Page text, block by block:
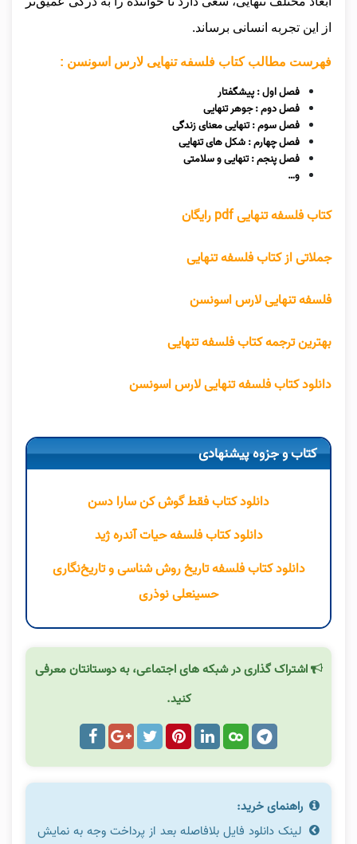
از این تجربه انسانی برساند.
فهرست مطالب کتاب فلسفه تنهایی لارس اسونسن :
فصل اول : پیشگفتار
فصل دوم : جوهر تنهایی
فصل سوم : تنهایی معنای زندگی
فصل چهارم : شکل های تنهایی
فصل پنجم : تنهایی و سلامتی
و…
کتاب فلسفه تنهایی pdf رایگان
جملاتی از کتاب فلسفه تنهایی
فلسفه تنهایی لارس اسونسن
بهترین ترجمه کتاب فلسفه تنهایی
دانلود کتاب فلسفه تنهایی لارس اسونسن
کتاب و جزوه پیشنهادی
دانلود کتاب فقط گوش کن سارا دسن
دانلود کتاب فلسفه حیات آندره ژید
دانلود کتاب فلسفه تاریخ روش شناسی و تاریخ‌نگاری
حسینعلی نوذری
اشتراک گذاری در شبکه های اجتماعی، به دوستانتان معرفی
کنید.
راهنمای خرید:
لینک دانلود فایل بلافاصله بعد از پرداخت وجه به نمایش